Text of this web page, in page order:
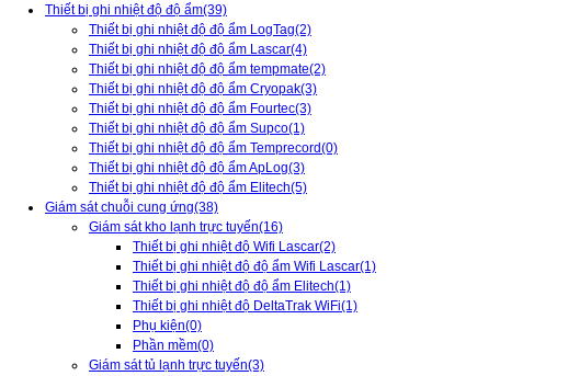
Thiết bị ghi nhiệt độ độ ẩm(39)
Thiết bị ghi nhiệt độ độ ẩm LogTag(2)
Thiết bị ghi nhiệt độ độ ẩm Lascar(4)
Thiết bị ghi nhiệt độ độ ẩm tempmate(2)
Thiết bị ghi nhiệt độ độ ẩm Cryopak(3)
Thiết bị ghi nhiệt độ độ ẩm Fourtec(3)
Thiết bị ghi nhiệt độ độ ẩm Supco(1)
Thiết bị ghi nhiệt độ độ ẩm Temprecord(0)
Thiết bị ghi nhiệt độ độ ẩm ApLog(3)
Thiết bị ghi nhiệt độ độ ẩm Elitech(5)
Giám sát chuỗi cung ứng(38)
Giám sát kho lạnh trực tuyến(16)
Thiết bị ghi nhiệt độ Wifi Lascar(2)
Thiết bị ghi nhiệt độ độ ẩm Wifi Lascar(1)
Thiết bị ghi nhiệt độ độ ẩm Elitech(1)
Thiết bị ghi nhiệt độ DeltaTrak WiFi(1)
Phụ kiện(0)
Phần mềm(0)
Giám sát tủ lạnh trực tuyến(3)